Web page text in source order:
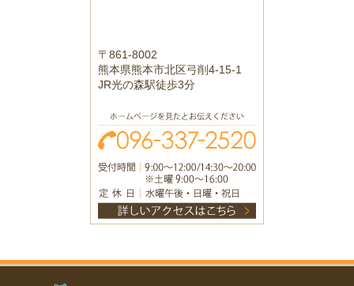
〒861-8002
熊本県熊本市北区弓削4-15-1
JR光の森駅徒歩3分